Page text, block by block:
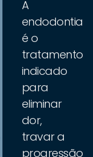
A
endodontia
é o
tratamento
indicado
para
eliminar
dor,
travar a
progressão